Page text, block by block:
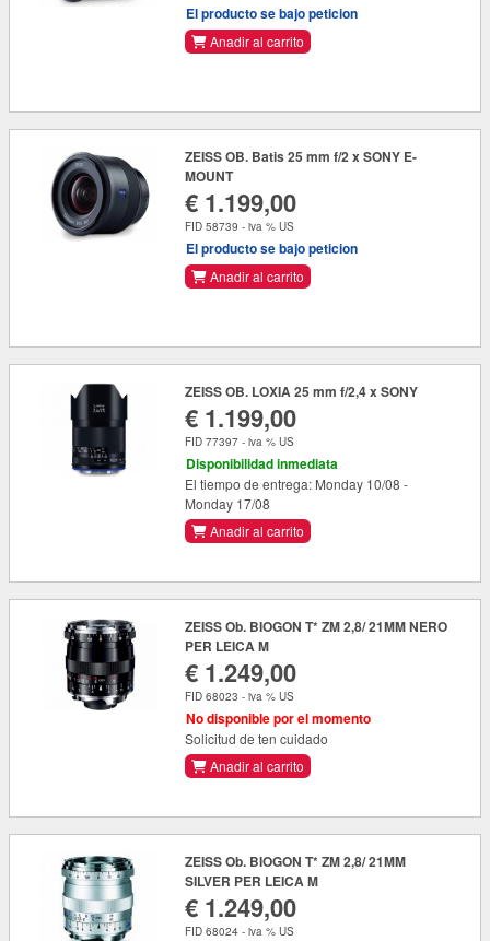
El producto se bajo peticion
Anadir al carrito
ZEISS OB. Batis 25 mm f/2 x SONY E-
MOUNT
€ 1.199,00
FID 58739 - iva % US
El producto se bajo peticion
Anadir al carrito
ZEISS OB. LOXIA 25 mm f/2,4 x SONY
€ 1.199,00
FID 77397 - iva % US
Disponibilidad inmediata
El tiempo de entrega: Monday 10/08 -
Monday 17/08
Anadir al carrito
ZEISS Ob. BIOGON T* ZM 2,8/ 21MM NERO
PER LEICA M
€ 1.249,00
FID 68023 - iva % US
No disponible por el momento
Solicitud de ten cuidado
Anadir al carrito
ZEISS Ob. BIOGON T* ZM 2,8/ 21MM
SILVER PER LEICA M
€ 1.249,00
FID 68024 - iva % US